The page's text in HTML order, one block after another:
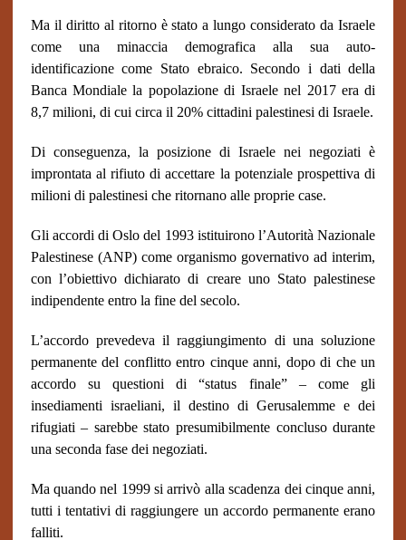
Ma il diritto al ritorno è stato a lungo considerato da Israele
come una minaccia demografica alla sua auto-
identificazione come Stato ebraico. Secondo i dati della
Banca Mondiale la popolazione di Israele nel 2017 era di
8,7 milioni, di cui circa il 20% cittadini palestinesi di Israele.
Di conseguenza, la posizione di Israele nei negoziati è
improntata al rifiuto di accettare la potenziale prospettiva di
milioni di palestinesi che ritornano alle proprie case.
Gli accordi di Oslo del 1993 istituirono l’Autorità Nazionale
Palestinese (ANP) come organismo governativo ad interim,
con l’obiettivo dichiarato di creare uno Stato palestinese
indipendente entro la fine del secolo.
L’accordo prevedeva il raggiungimento di una soluzione
permanente del conflitto entro cinque anni, dopo di che un
accordo su questioni di “status finale” – come gli
insediamenti israeliani, il destino di Gerusalemme e dei
rifugiati – sarebbe stato presumibilmente concluso durante
una seconda fase dei negoziati.
Ma quando nel 1999 si arrivò alla scadenza dei cinque anni,
tutti i tentativi di raggiungere un accordo permanente erano
falliti.